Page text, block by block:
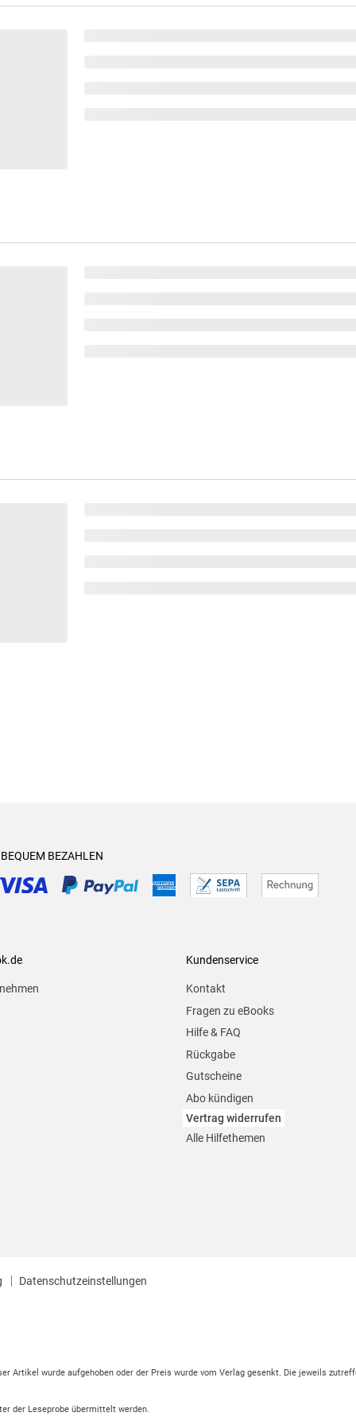
BEZAHLEN
Kundenservice
Kontakt
Fragen zu eBooks
Hilfe & FAQ
Rückgabe
Gutscheine
Abo kündigen
Vertrag widerrufen
Alle Hilfethemen
Datenschutzeinstellungen
Artikel wurde aufgehoben oder der Preis wurde vom Verlag gesenkt. Die jeweils
der Leseprobe übermittelt werden.